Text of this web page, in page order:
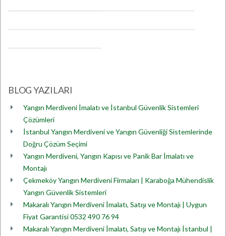
BLOG YAZILARI
Yangın Merdiveni İmalatı ve İstanbul Güvenlik Sistemleri
Çözümleri
İstanbul Yangın Merdiveni ve Yangın Güvenliği Sistemlerinde
Doğru Çözüm Seçimi
Yangın Merdiveni, Yangın Kapısı ve Panik Bar İmalatı ve
Montajı
Çekmeköy Yangın Merdiveni Firmaları | Karaboğa Mühendislik
Yangın Güvenlik Sistemleri
Makaralı Yangın Merdiveni İmalatı, Satışı ve Montajı | Uygun
Fiyat Garantisi 0532 490 76 94
Makaralı Yangın Merdiveni İmalatı, Satışı ve Montajı İstanbul |